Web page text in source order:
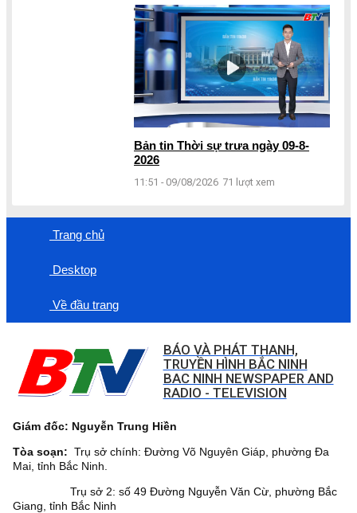
Bản tin Thời sự trưa ngày 09-8-
2026
11:51 - 09/08/2026 71 lượt xem
Trang chủ
Desktop
Về đầu trang
BÁO VÀ PHÁT THANH,
TRUYỀN HÌNH BẮC NINH
BAC NINH NEWSPAPER AND
RADIO - TELEVISION
Giám đốc: Nguyễn Trung Hiền
Tòa soạn: Trụ sở chính: Đường Võ Nguyên Giáp, phường Đa
Mai, tỉnh Bắc Ninh.
Trụ sở 2: số 49 Đường Nguyễn Văn Cừ, phường Bắc
Giang, tỉnh Bắc Ninh